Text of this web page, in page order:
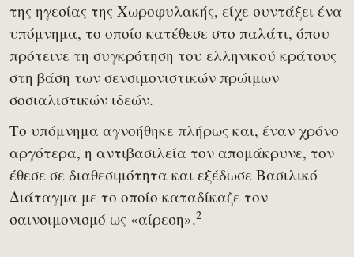
της ηγεσίας της Χωροφυλακής, είχε συντάξει ένα
υπόμνημα, το οποίο κατέθεσε στο παλάτι, όπου
πρότεινε τη συγκρότηση του ελληνικού κράτους
στη βάση των σενσιμονιστικών πρώιμων
σοσιαλιστικών ιδεών.
Το υπόμνημα αγνοήθηκε πλήρως και, έναν χρόνο
αργότερα, η αντιβασιλεία τον απομάκρυνε, τον
έθεσε σε διαθεσιμότητα και εξέδωσε Βασιλικό
Διάταγμα με το οποίο καταδίκαζε τον
σαινσιμονισμό ως «αίρεση».2